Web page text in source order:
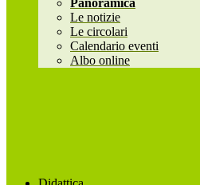
Panoramica
Le notizie
Le circolari
Calendario eventi
Albo online